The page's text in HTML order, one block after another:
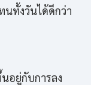
นทั้งวันได้ดีกว่า
ยู่กับการลง